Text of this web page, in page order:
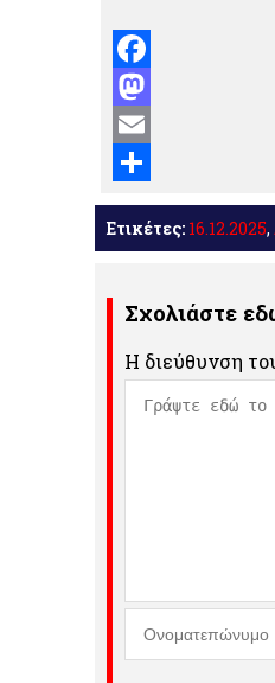
Facebook
Mastodon
Email
Μοιραστείτε
Ετικέτες: 16.12.2025,
Σχολιάστε
Η διεύθυνση